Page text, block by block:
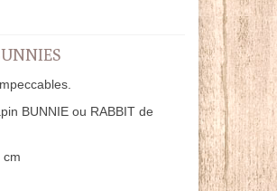
BUNNIE ou RABBIT de
cm